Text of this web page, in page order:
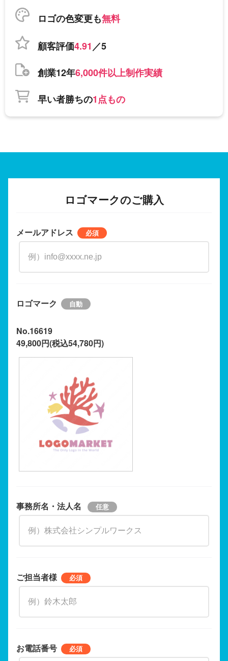
ロゴの色変更も無料
顧客評価4.91／5
創業12年6,000件以上制作実績
早い者勝ちの1点もの
ロゴマークのご購入
メールアドレス
ロゴマーク
No.16619
49,800円(税込54,780円)
事務所名・法人名
ご担当者様
お電話番号